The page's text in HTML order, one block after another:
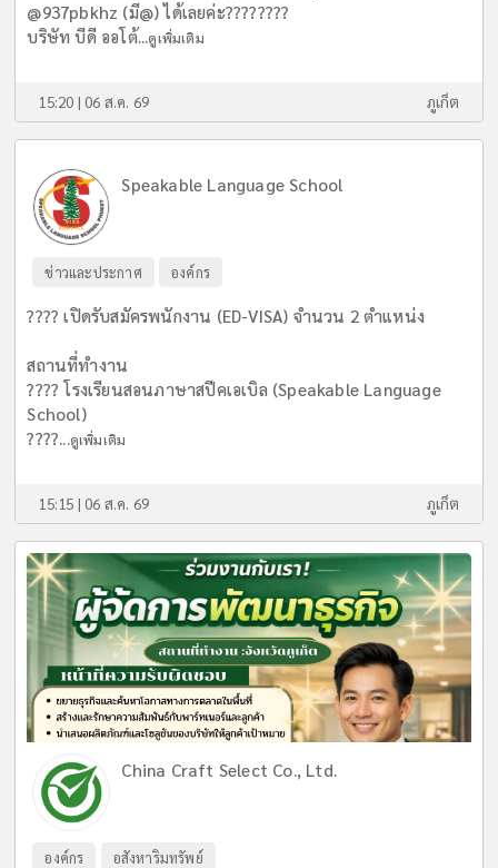
@937pbkhz (มี@) ได้เลยค่ะ????????
บริษัท บีดี ออโต้...ดูเพิ่มเติม
15:20 | 06 ส.ค. 69 ภูเก็ต
Speakable Language School
ข่าวและประกาศ องค์กร
???? เปิดรับสมัครพนักงาน (ED-VISA) จำนวน 2 ตำแหน่ง
สถานที่ทำงาน
???? โรงเรียนสอนภาษาสปีคเอเบิล (Speakable Language
School)
????...ดูเพิ่มเติม
15:15 | 06 ส.ค. 69 ภูเก็ต
China Craft Select Co., Ltd.
องค์กร อสังหาริมทรัพย์